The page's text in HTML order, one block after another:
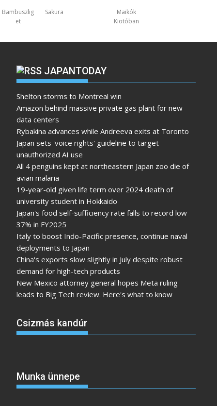
Bambuszlig
et
Sakura
Maikók
Kiotóban
JAPANTODAY
Shelton storms to Montreal win
Amazon behind massive private gas plant for new
data centers
Rybakina advances while Andreeva exits at Toronto
Japan sets 'voice rights' guideline to target
unauthorized AI use
All 4 penguins kept at northeastern Japan zoo die of
avian malaria
19-year-old given life term over 2024 death of
university student in Hokkaido
Japan's food self-sufficiency rate falls to record low
37% in FY2025
Italy to boost Indo-Pacific presence, continue naval
deployments to Japan
China's exports slow slightly in July despite robust
demand for high-tech products
New Mexico attorney general hopes Meta ruling
leads to Big Tech review. Here's what to know
Csizmás kandúr
Munka ünnepe